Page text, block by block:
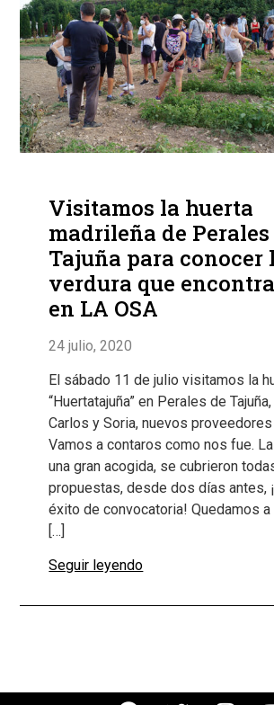
Visitamos la huerta
madrileña de Perales
Tajuña para conocer
verdura que
en LA OSA
24 julio, 2020
El sábado 11 de julio visitamos la
“Huertatajuña” en Perales de
Carlos y Soria, nuevos proveedores
Vamos a contaros como nos fue.
una gran acogida, se cubrieron
propuestas, desde dos días antes,
éxito de convocatoria! Quedamos
[…]
Seguir leyendo